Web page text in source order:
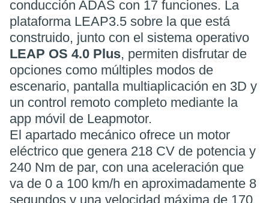
conducción ADAS con 17 funciones. La
plataforma LEAP3.5 sobre la que está
construido, junto con el sistema operativo
LEAP OS 4.0 Plus, permiten disfrutar de
opciones como múltiples modos de
escenario, pantalla multiaplicación en 3D y
un control remoto completo mediante la
app móvil de Leapmotor.
El apartado mecánico ofrece un motor
eléctrico que genera 218 CV de potencia y
240 Nm de par, con una aceleración que
va de 0 a 100 km/h en aproximadamente 8
segundos y una velocidad máxima de 170